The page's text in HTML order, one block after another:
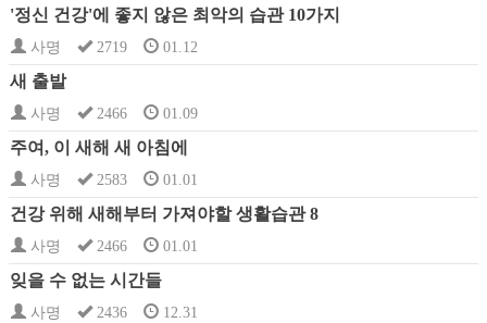
'정신 건강'에 좋지 않은 최악의 습관 10가지
사명 2719 01.12
새 출발
사명 2466 01.09
주여, 이 새해 새 아침에
사명 2583 01.01
건강 위해 새해부터 가져야할 생활습관 8
사명 2466 01.01
잊을 수 없는 시간들
사명 2436 12.31